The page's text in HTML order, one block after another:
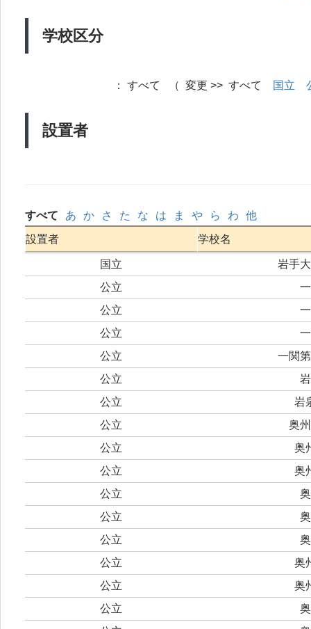
学校区分
設置者
： すべて （ 変更 >> すべて 国立
すべて あ か さ た な は ま や ら わ
他
設置者
学校名
国立
岩手
公立
公立
公立
公立
一関
公立
公立
岩
公立
奥
公立
奥
公立
奥
公立
公立
公立
公立
奥
公立
奥
公立